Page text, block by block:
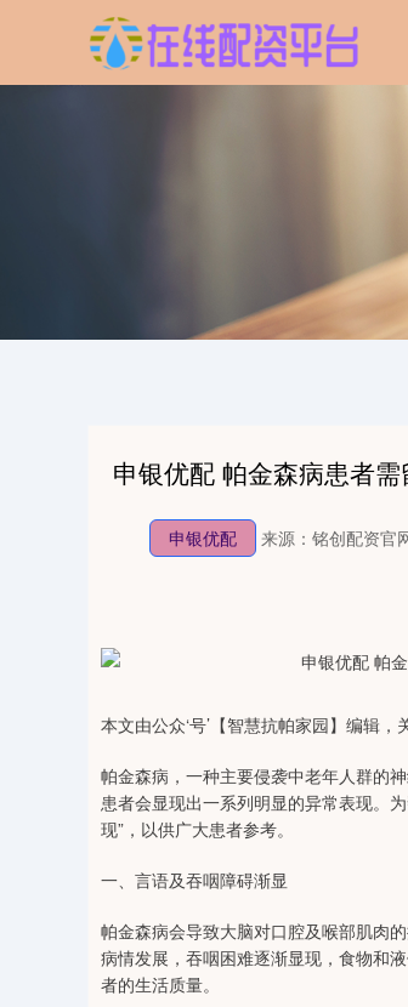
申银优配 帕金森病患者
申银优配 来源：铭创配资官
本文由公众‘号’【智慧抗帕家园】编辑
帕金森病，一种主要侵袭中老年人群的
患者会显现出一系列明显的异常表现。
现”，以供广大患者参考。
一、言语及吞咽障碍渐显
帕金森病会导致大脑对口腔及喉部肌肉
病情发展，吞咽困难逐渐显现，食物和
者的生活质量。